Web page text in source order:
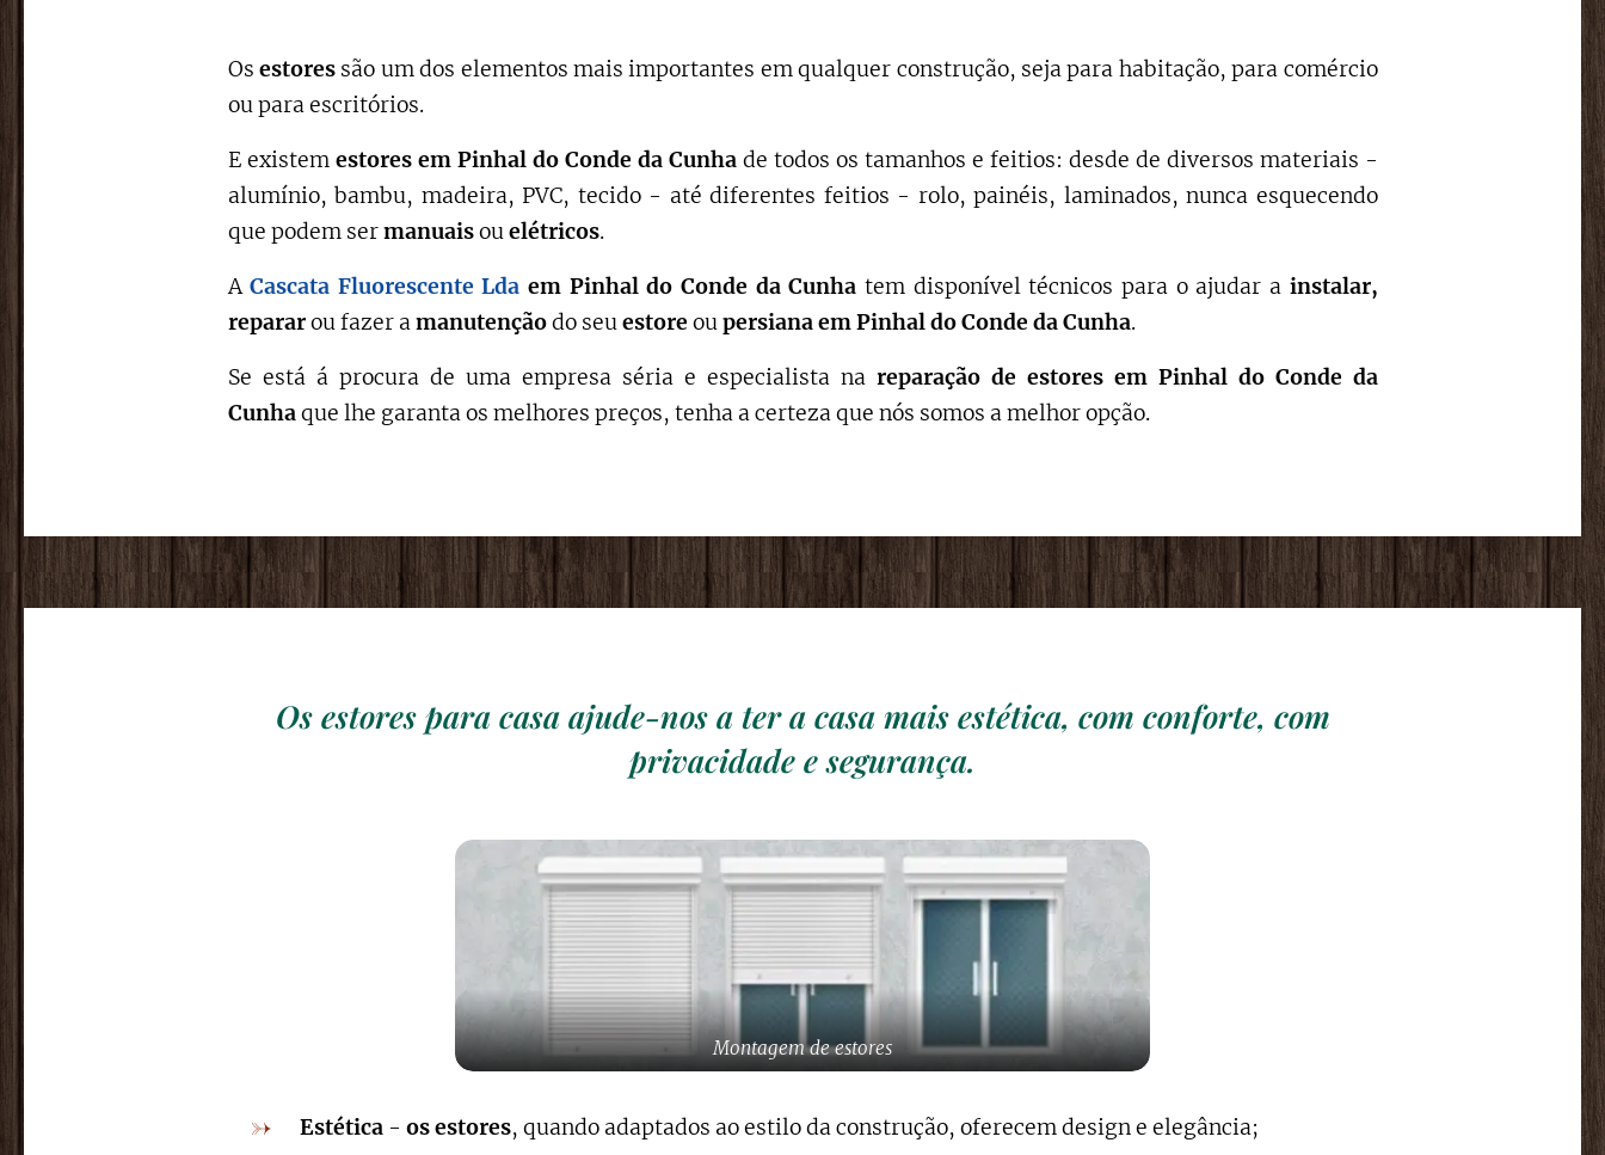
Os estoressão um dos elementos mais importantes em qualquer construção, seja para habitação, para comércio
ou para escritórios.
E existem estores em Pinhal do Conde da Cunha de todos os tamanhos e feitios: desde de diversos materiais -
alumínio, bambu, madeira, PVC, tecido - até diferentes feitios - rolo, painéis, laminados, nunca esquecendo
que podem sermanuaisouelétricos.
ACascata Fluorescente Lda em Pinhal do Conde da Cunha tem disponível técnicos para o ajudar a instalar,
repararou fazer amanutençãodo seuestore oupersiana emPinhal do Conde da Cunha.
Se está á procura de uma empresa séria e especialista na reparação de estoresem Pinhal do Conde da
Cunhaque lhe garanta os melhores preços, tenha a certeza que nós somos a melhor opção.
Os estores para casa ajude-nos a ter a casa mais estética, com conforte, com
privacidade e segurança.
Montagem de estores
Estética- os estores, quando adaptados ao estilo da construção, oferecem design e elegância;